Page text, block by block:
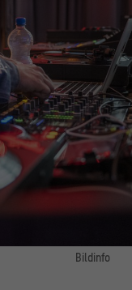
Bildinfo